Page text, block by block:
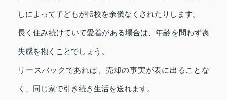
しによって子どもが転校を余儀なくされたりします。
長く住み続けていて愛着がある場合は、年齢を問わず喪
失感を抱くことでしょう。
リースバックであれば、売却の事実が表に出ることな
く、同じ家で引き続き生活を送れます。